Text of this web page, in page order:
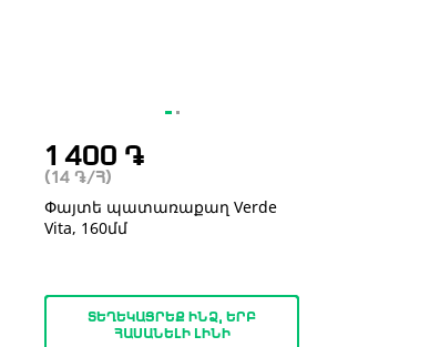
1 400 ֏
(14֏ /Հ)
Փայտե պատառաքաղ Verde
Vita, 160մմ
ՏԵՂԵԿԱՑՐԵՔ ԻՆՁ, ԵՐԲ
ՀԱՍԱՆԵԼԻ ԼԻՆԻ